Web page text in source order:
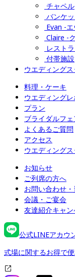
チャペル
バンケッ
Evan -
Claire -
レスト
付帯施設
ウエディング
料理・ケーキ
ウエディングレ
プラン
ブライダルフェ
よくあるご質問
アクセス
ウエディング
お知らせ
ご列席の方へ
お問い合わせ
会議・ご宴会
友達紹介キャ
公式LINEアカウ
式場に関するお得で